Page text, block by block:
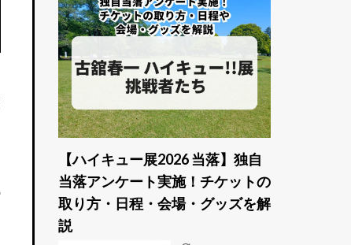
【ハイキュー展2026 当落】独自
当落アンケート実施！チケットの
取り方・日程・会場・グッズを解
説